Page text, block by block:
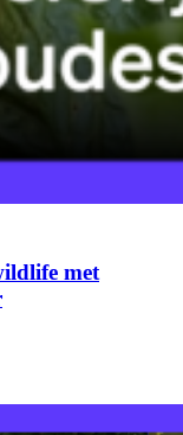
met